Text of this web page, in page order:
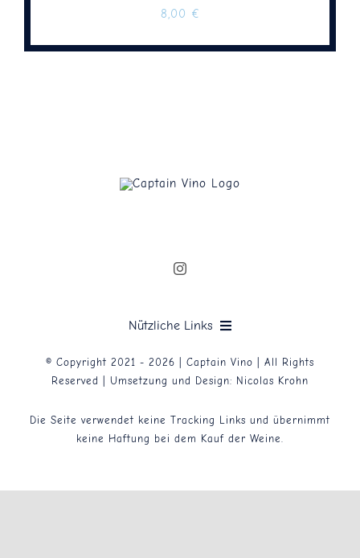
8,00 €
Nützliche Links
Datenschutzerklärung
Impressum
© Copyright 2021 - 2026 | Captain Vino | All Rights
Reserved | Umsetzung und Design: Nicolas Krohn
Die Seite verwendet keine Tracking Links und übernimmt
keine Haftung bei dem Kauf der Weine.